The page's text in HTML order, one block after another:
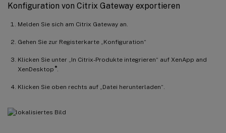
Konfiguration von Citrix Gateway exportieren
Melden Sie sich am Citrix Gateway an.
Gehen Sie zur Registerkarte „Konfiguration“
Klicken Sie unter „In Citrix-Produkte integrieren“ auf XenApp and
XenDesktop ®.
Klicken Sie oben rechts auf „Datei herunterladen“.